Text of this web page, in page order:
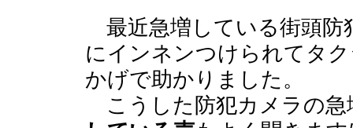
最近急増している街頭防
にインネンつけられてタ
かげで助かりました。
こうした防犯カメラの急